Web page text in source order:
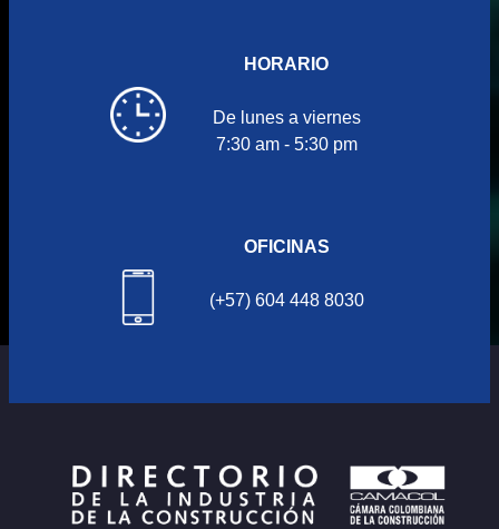
HORARIO
De lunes a viernes
7:30 am - 5:30 pm
OFICINAS
(+57) 604 448 8030